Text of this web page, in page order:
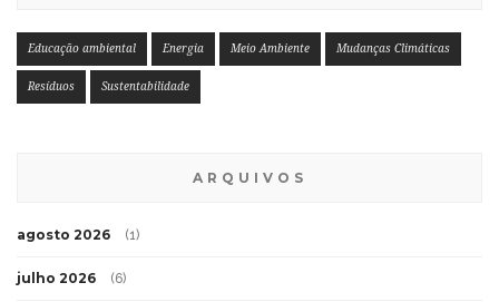
Educação ambiental Energia Meio Ambiente Mudanças Climáticas
Resíduos Sustentabilidade
ARQUIVOS
agosto 2026 (1)
julho 2026 (6)